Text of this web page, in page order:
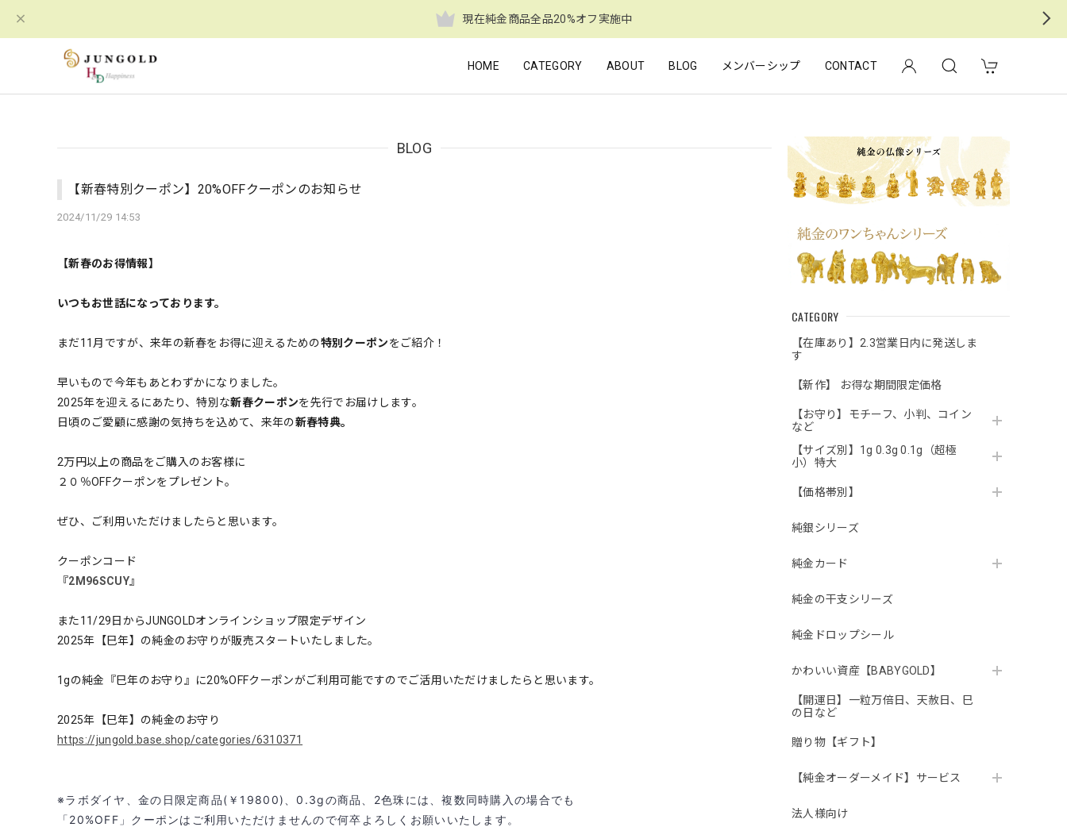
現在純金商品全品20%オフ実施中
HOME CATEGORY ABOUT BLOG メンバーシップ CONTACT
CATEGORY
【在庫あり】2.3営業日内に発送しま
す
【新作】 お得な期間限定価格
【お守り】モチーフ、小判、コイン
など
【サイズ別】1g 0.3g 0.1g（超極
小）特大
【価格帯別】
純銀シリーズ
純金カード
純金の干支シリーズ
純金ドロップシール
かわいい資産【BABYGOLD】
【開運日】一粒万倍日、天赦日、巳
の日など
贈り物【ギフト】
【純金オーダーメイド】サービス
法人様向け
BLOG
【新春特別クーポン】20%OFFクーポンのお知らせ
2024/11/29 14:53
【新春のお得情報】
いつもお世話になっております。
まだ11月ですが、来年の新春をお得に迎えるための特別クーポンをご紹介！
早いもので今年もあとわずかになりました。
2025年を迎えるにあたり、特別な新春クーポンを先行でお届けします。
日頃のご愛顧に感謝の気持ちを込めて、来年の新春特典。
2万円以上の商品をご購入のお客様に
２０％OFFクーポンをプレゼント。
ぜひ、ご利用いただけましたらと思います。
クーポンコード
『2M96SCUY』
また11/29日からJUNGOLDオンラインショップ限定デザイン
2025年【巳年】の純金のお守りが販売スタートいたしました。
1gの純金『巳年のお守り』に20%OFFクーポンがご利用可能ですのでご活用いただけましたらと思います。
2025年【巳年】の純金のお守り
https://jungold.base.shop/categories/6310371
※ラボダイヤ、 金の日限定商品(￥19800)、0.3gの商品、2色珠には、複数同時購入の場合でも
「20%OFF」クーポンはご利用いただけませんので何卒よろしくお願いいたします。